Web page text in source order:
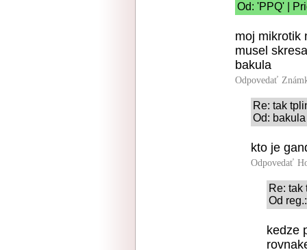
Od: 'PPQ' |
moj mikrotik
musel
bakula
Odpovedať
Re: tak
Od:
kto je
Odpovedať
Re: tak
Od
kedze